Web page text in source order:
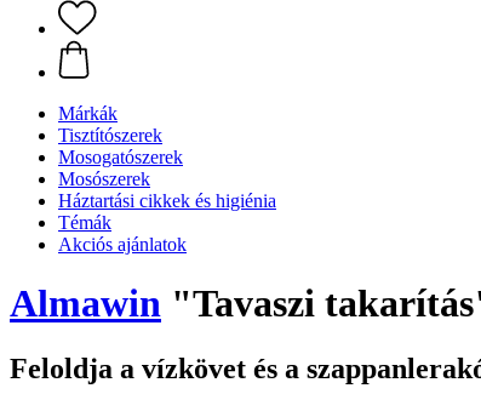
Márkák
Tisztítószerek
Mosogatószerek
Mosószerek
Háztartási cikkek és higiénia
Témák
Akciós ajánlatok
Almawin "Tavaszi
Feloldja a vízkövet és a